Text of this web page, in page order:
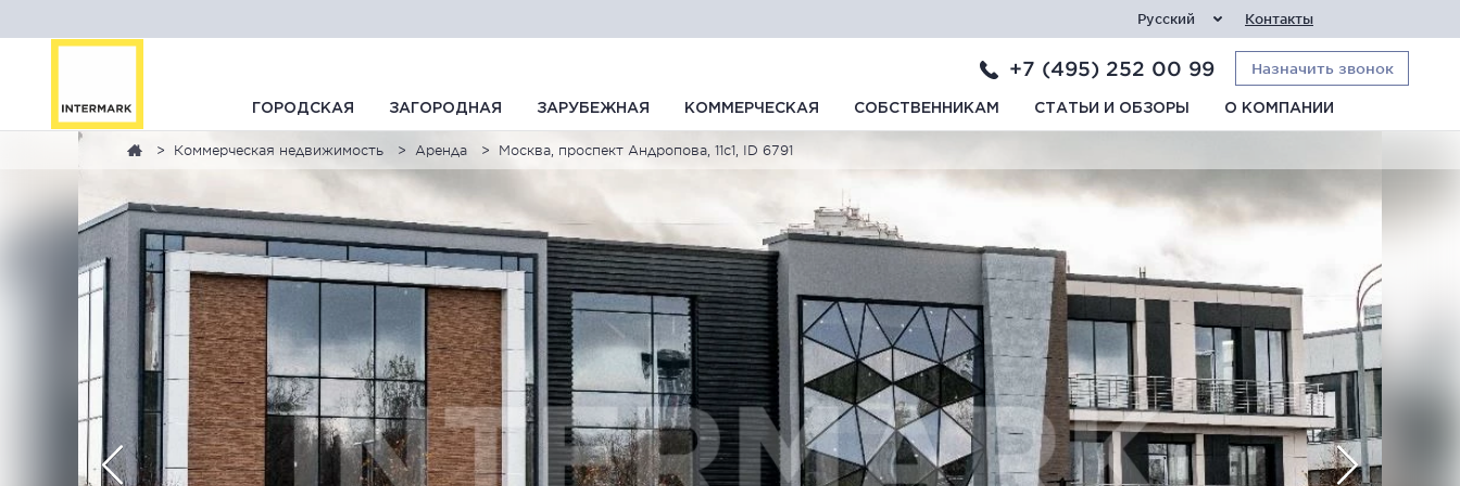
Русский Контакты
+7 (495) 252 00 99 Назначить звонок
ГОРОДСКАЯ ЗАГОРОДНАЯ ЗАРУБЕЖНАЯ КОММЕРЧЕСКАЯ СОБСТВЕННИКАМ СТАТЬИ И ОБЗОРЫ О КОМПАНИИ
Коммерческая недвижимость Аренда Москва, проспект Андропова, 11с1, ID 6791